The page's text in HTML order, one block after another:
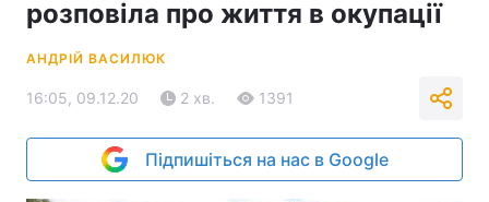
розповіла про життя в окупації
АНДРІЙ ВАСИЛЮК
16:05, 09.12.20 2 хв. 1391
Підпишіться на нас в Google